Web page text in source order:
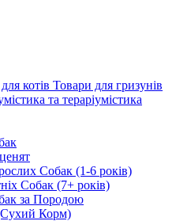
котів Товари для гризунів
та тераріумістика
Собак (1-6 років)
Собак (7+ років)
за Породою
Корм)